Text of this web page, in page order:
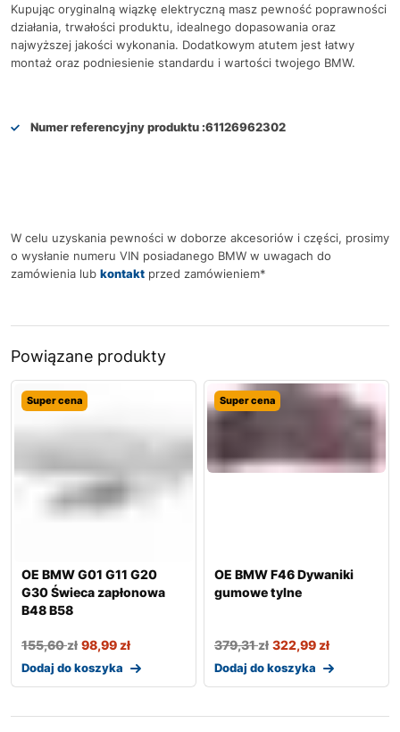
Kupując oryginalną wiązkę elektryczną masz pewność poprawności
działania, trwałości produktu, idealnego dopasowania oraz
najwyższej jakości wykonania. Dodatkowym atutem jest łatwy
montaż oraz podniesienie standardu i wartości twojego BMW.
Numer referencyjny produktu :61126962302
W celu uzyskania pewności w doborze akcesoriów i części, prosimy
o wysłanie numeru VIN posiadanego BMW w uwagach do
zamówienia lub kontakt przed zamówieniem*
Powiązane produkty
Super cena
OE BMW G01 G11 G20
G30 Świeca zapłonowa
B48 B58
155,60zł 98,99zł
Dodaj do koszyka
Super cena
OE BMW F46 Dywaniki
gumowe tylne
379,31zł 322,99zł
Dodaj do koszyka